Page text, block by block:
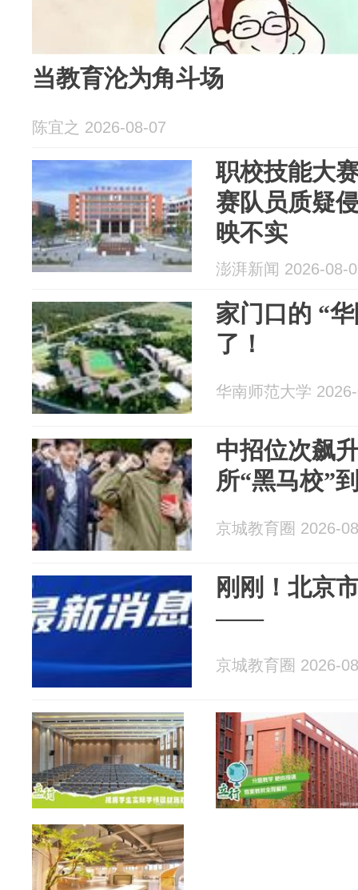
当教育沦为角斗场
陈宜之 2026-08-07
职校技能大
赛队员质疑
映不实
澎湃新闻 2026-08-
家门口的 “
了！
华南师范大学
中招位次飙
所“黑马校”
京城教育圈 2026-
刚刚！北京
——
京城教育圈 2026-